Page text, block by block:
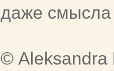
даже смысла
© Aleksandra